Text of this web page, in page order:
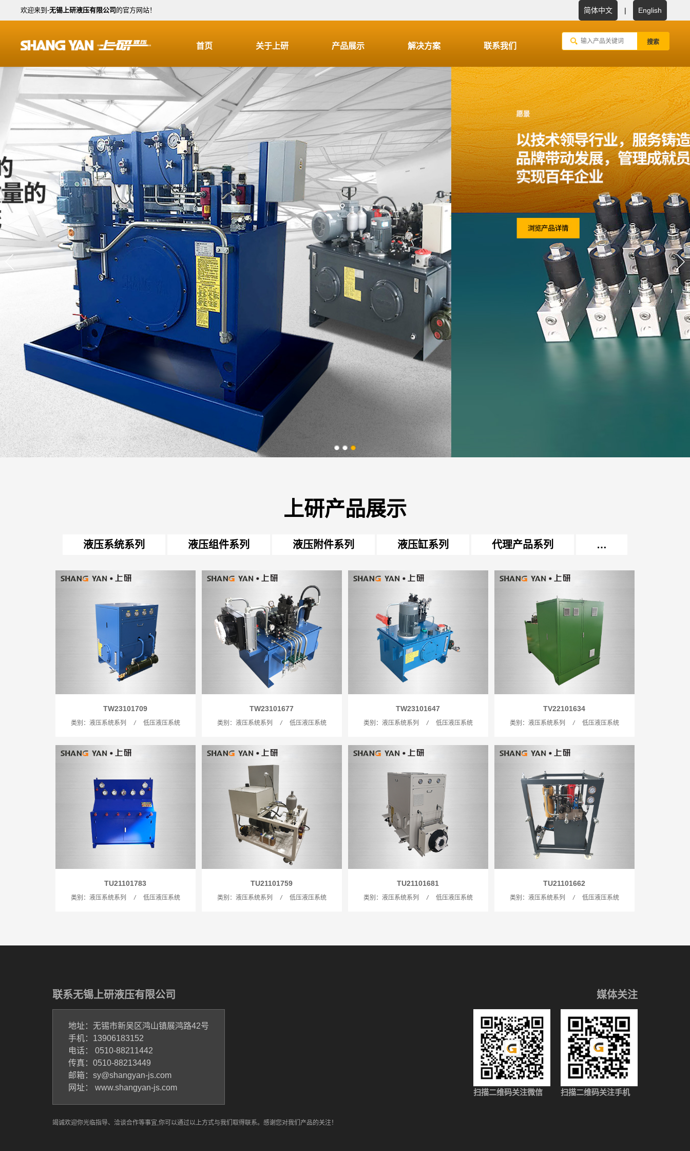
欢迎来到-无锡上研液压有限公司 的官方网站！ 简体中文 | English
首页 关于上研 产品展示 解决方案 联系我们
上研产品展示
液压系统系列 液压组件系列 液压附件系列 液压缸系列 代理产品系列 …
TW23101709
类别：液压系统系列 / 低压液压系统
TW23101677
类别：液压系统系列 / 低压液压系统
TW23101647
类别：液压系统系列 / 低压液压系统
TV22101634
类别：液压系统系列 / 低压液压系统
TU21101783
类别：液压系统系列 / 低压液压系统
TU21101759
类别：液压系统系列 / 低压液压系统
TU21101681
类别：液压系统系列 / 低压液压系统
TU21101662
类别：液压系统系列 / 低压液压系统
联系无锡上研液压有限公司
地址：无锡市新吴区鸿山镇展鸿路42号
手机：13906183152
电话： 0510-88211442
传真：0510-88213449
邮箱：sy@shangyan-js.com
网址： www.shangyan-js.com
竭诚欢迎你光临指导、洽谈合作等事宜,你可以通过以上方式与我们取得联系。感谢您对我们产品的关注！
媒体关注
扫描二维码关注微信 扫描二维码关注手机